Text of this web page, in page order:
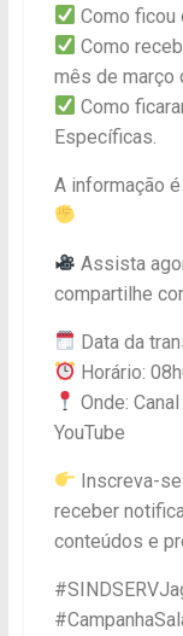
Como ficou
Como
mês de março
Como
Específicas.
A informação
Assista
compartilhe
Data da
Horário:
Onde:
YouTube
Inscreva-
receber
conteúdos e